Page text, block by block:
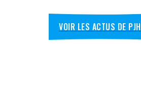
VOIR LES ACTUS DE PJH